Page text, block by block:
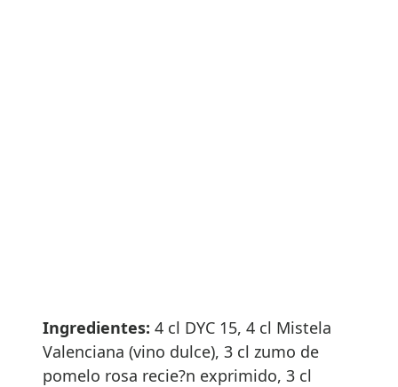
Ingredientes: 4 cl DYC 15, 4 cl Mistela
Valenciana (vino dulce), 3 cl zumo de
pomelo rosa recie?n exprimido, 3 cl